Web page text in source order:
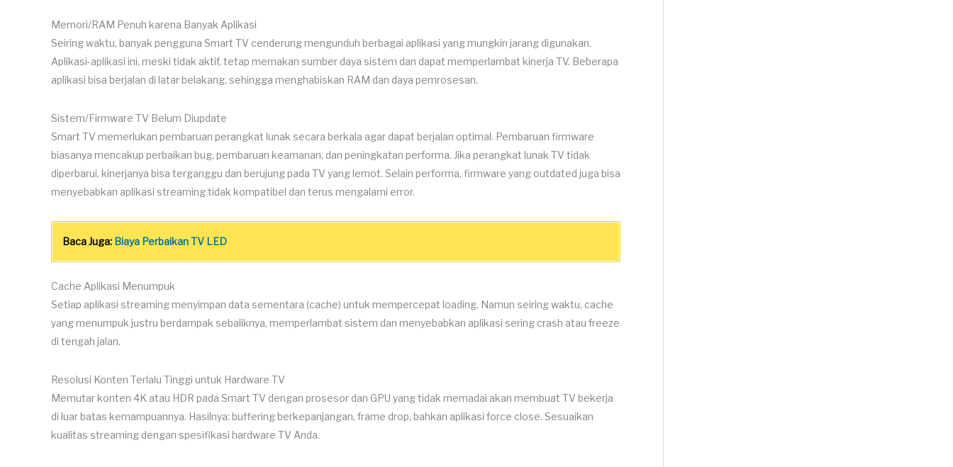
Memori/RAM Penuh karena Banyak Aplikasi
Seiring waktu, banyak pengguna Smart TV cenderung mengunduh berbagai aplikasi yang mungkin jarang digunakan.
Aplikasi-aplikasi ini, meski tidak aktif, tetap memakan sumber daya sistem dan dapat memperlambat kinerja TV. Beberapa
aplikasi bisa berjalan di latar belakang, sehingga menghabiskan RAM dan daya pemrosesan.
Sistem/Firmware TV Belum Diupdate
Smart TV memerlukan pembaruan perangkat lunak secara berkala agar dapat berjalan optimal. Pembaruan firmware
biasanya mencakup perbaikan bug, pembaruan keamanan, dan peningkatan performa. Jika perangkat lunak TV tidak
diperbarui, kinerjanya bisa terganggu dan berujung pada TV yang lemot. Selain performa, firmware yang outdated juga bisa
menyebabkan aplikasi streaming tidak kompatibel dan terus mengalami error.
Baca Juga: Biaya Perbaikan TV LED
Cache Aplikasi Menumpuk
Setiap aplikasi streaming menyimpan data sementara (cache) untuk mempercepat loading. Namun seiring waktu, cache
yang menumpuk justru berdampak sebaliknya, memperlambat sistem dan menyebabkan aplikasi sering crash atau freeze
di tengah jalan.
Resolusi Konten Terlalu Tinggi untuk Hardware TV
Memutar konten 4K atau HDR pada Smart TV dengan prosesor dan GPU yang tidak memadai akan membuat TV bekerja
di luar batas kemampuannya. Hasilnya: buffering berkepanjangan, frame drop, bahkan aplikasi force close. Sesuaikan
kualitas streaming dengan spesifikasi hardware TV Anda.